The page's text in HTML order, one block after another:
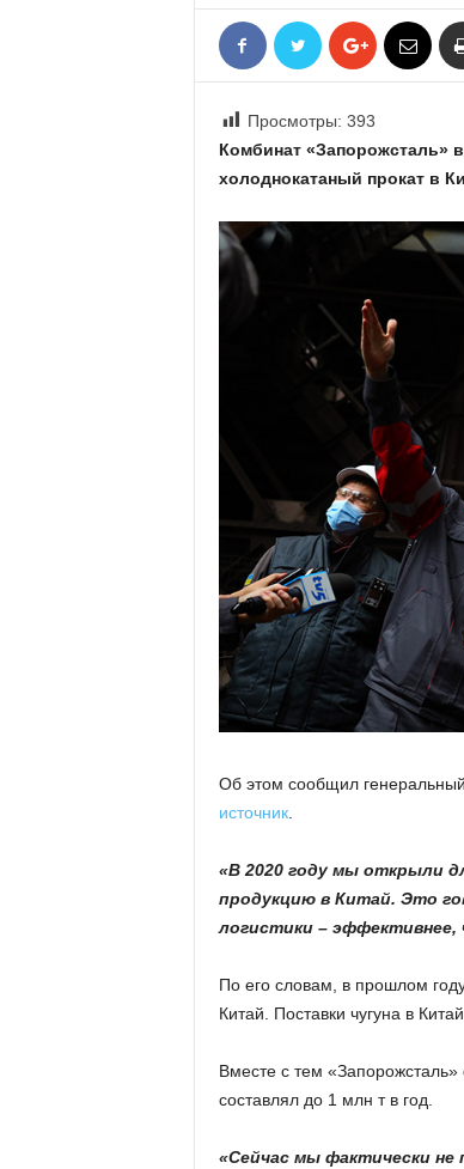
Просмотры: 393
Комбинат «Запорожсталь»
холоднокатаный прокат в
Об этом сообщил
источник.
«В 2020 году мы открыли
продукцию в Китай. Это
логистики – эффективнее,
По его словам, в прошлом
Китай. Поставки чугуна в
Вместе с тем «Запорожсталь»
составлял до 1 млн т в год.
«Сейчас мы фактически не